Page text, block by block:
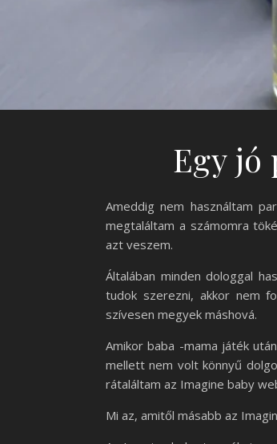
Egy jó
Ameddig nem használtam
megtaláltam a számomra
azt veszem.
Általában minden dologgal
tudok szerezni, akkor nem
szívesen megyek máshová.
Amikor baba -mama játék
mellett nem volt könnyű
rátaláltam az Imagine baby
Mi az, amitől másabb az